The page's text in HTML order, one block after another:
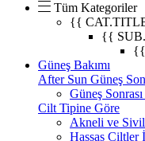
Tüm Kategoriler
{{
{{
{{
Güneş Bakımı
After Sun Güneş
Güneş
Cilt Tipine Göre
Akneli ve
Hassas Ciltler